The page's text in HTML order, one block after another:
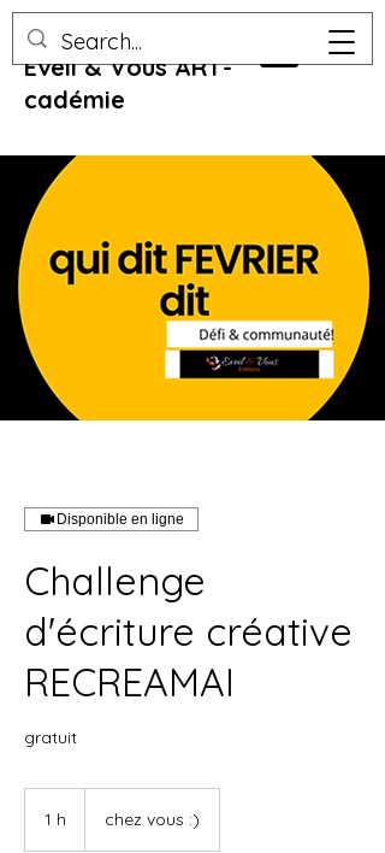
Eveil & Vous ART-
cadémie
Disponible en ligne
Challenge
d'écriture créative
RECREAMAI
gratuit
1 h chez vous :)